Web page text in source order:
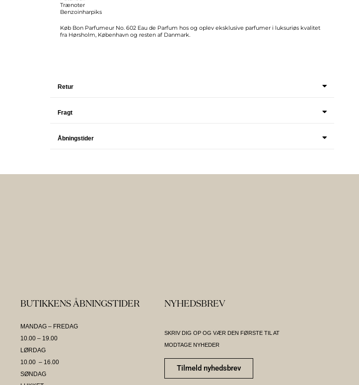
Trænoter
Benzoinharpiks
Køb Bon Parfumeur No. 602 Eau de Parfum hos og oplev eksklusive parfumer i luksuriøs kvalitet
fra Hørsholm, København og resten af Danmark.
Retur
Fragt
Åbningstider
BUTIKKENS ÅBNINGSTIDER
MANDAG – FREDAG
10.00 – 19.00
LØRDAG
10.00 – 16.00
SØNDAG
NYHEDSBREV
SKRIV DIG OP OG VÆR DEN FØRSTE TIL AT
MODTAGE NYHEDER
Tilmeld nyhedsbrev